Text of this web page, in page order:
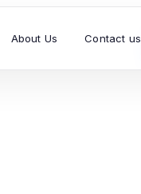
About Us Contact us